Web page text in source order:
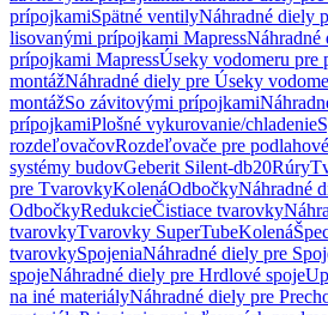
prípojkamiSpätné ventilyNáhradné diely
lisovanými prípojkami MapressNáhradné
prípojkami MapressÚseky vodomeru pre
montážNáhradné diely pre Úseky
montážSo závitovými prípojkami
prípojkamiPlošné vykurovanie/chladenie
rozdeľovačovRozdeľovače pre
systémy budovGeberit Silent-db20Rúry
pre TvarovkyKolenáOdbočkyNáhradné
OdbočkyRedukcieČistiace tvarovky
tvarovkyTvarovky SuperTubeKolená
tvarovkySpojeniaNáhradné diely pre
spojeNáhradné diely pre Hrdlové spoje
na iné materiályNáhradné diely pre